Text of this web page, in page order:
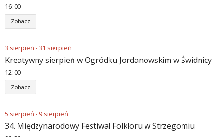
16:00
Zobacz
3 sierpień -31 sierpień
Kreatywny sierpień w Ogródku Jordanowskim w Świdnicy
12:00
Zobacz
5 sierpień - 9 sierpień
34. Międzynarodowy Festiwal Folkloru w Strzegomiu